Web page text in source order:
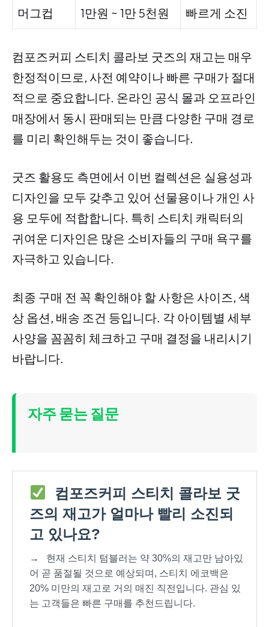
머그컵 1만원 ~ 1만 5천원 빠르게 소진
컴포즈커피 스티치 콜라보 굿즈의 재고는 매우
한정적이므로, 사전 예약이나 빠른 구매가 절대
적으로 중요합니다. 온라인 공식 몰과 오프라인
매장에서 동시 판매되는 만큼 다양한 구매 경로
를 미리 확인해두는 것이 좋습니다.
굿즈 활용도 측면에서 이번 컬렉션은 실용성과
디자인을 모두 갖추고 있어 선물용이나 개인 사
용 모두에 적합합니다. 특히 스티치 캐릭터의
귀여운 디자인은 많은 소비자들의 구매 욕구를
자극하고 있습니다.
최종 구매 전 꼭 확인해야 할 사항은 사이즈, 색
상 옵션, 배송 조건 등입니다. 각 아이템별 세부
사양을 꼼꼼히 체크하고 구매 결정을 내리시기
바랍니다.
자주 묻는 질문
컴포즈커피 스티치 콜라보 굿
즈의 재고가 얼마나 빨리 소진되
고 있나요?
→
현재 스티치 텀블러는 약 30%의 재고만 남아있
어 곧 품절될 것으로 예상되며, 스티치 에코백은
20% 미만의 재고로 거의 매진 직전입니다. 관심 있
는 고객들은 빠른 구매를 추천드립니다.